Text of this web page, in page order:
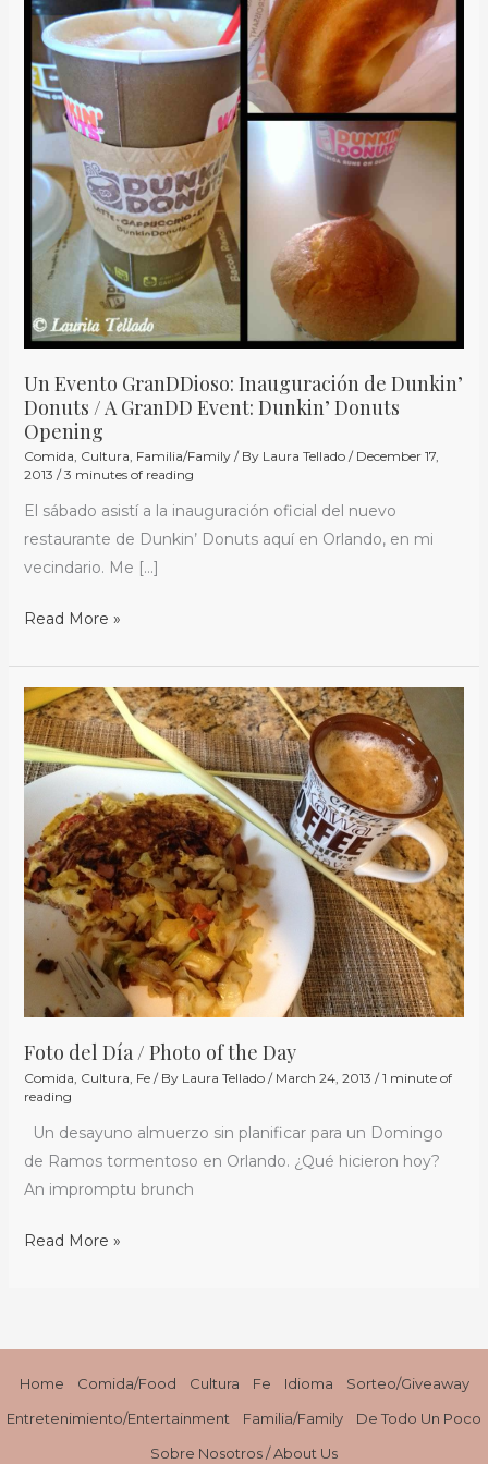
Un Evento GranDDioso: Inauguración de Dunkin’
Donuts / A GranDD Event: Dunkin’ Donuts
Opening
Comida, Cultura, Familia/Family/ By Laura Tellado / December 17,
2013 /3 minutes of reading
El sábado asistí a la inauguración oficial del nuevo
restaurante de Dunkin’ Donuts aquí en Orlando, en mi
vecindario. Me […]
Inauguración
de
Dunkin’
Donuts
GranDD
Event:
Dunkin’
Donuts
Opening
Read More »
Foto del Día / Photo of the Day
Comida Cultura Fe/ By Laura Tellado / March 24, 2013 /1 minute of
reading
Un desayuno almuerzo sin planificar para un Domingo
de Ramos tormentoso en Orlando. ¿Qué hicieron hoy?
An impromptu brunch
Foto
del
Día
/
Photo
of
the
Day
Read More »
Home Comida/Food Cultura Fe Idioma
Sorteo/Giveaway
Entretenimiento/Entertainment
Familia/Family
De Todo Un Poco
Sobre Nosotros / About Us